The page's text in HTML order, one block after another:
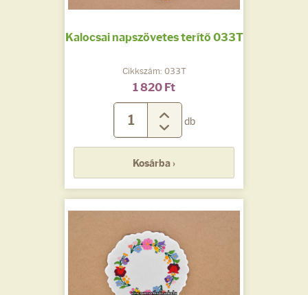
Kalocsai napszövetes terítő 033T
Cikkszám: 033T
1 820 Ft
db
Kosárba ›